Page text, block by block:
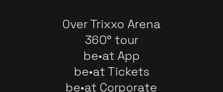
Over Trixxo Arena
360° tour
be•at App
be•at Tickets
be•at Corporate